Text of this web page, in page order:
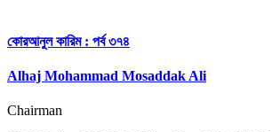
কোরআনুল কারিম : পর্ব ৩৭৪
Alhaj Mohammad Mosaddak Ali
Chairman